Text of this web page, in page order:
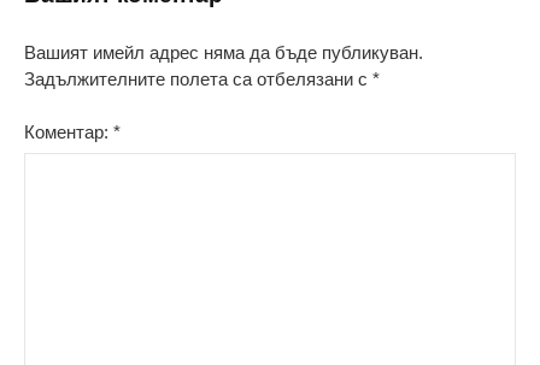
Вашият имейл адрес няма да бъде публикуван.
Задължителните полета са отбелязани с *
Коментар: *